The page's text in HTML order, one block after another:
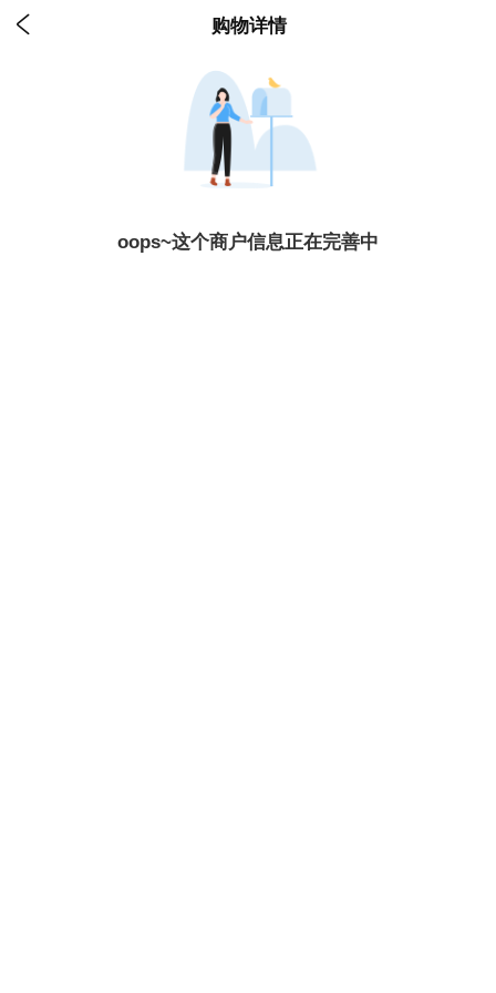
 购物详情
oops~这个商户信息正在完善中